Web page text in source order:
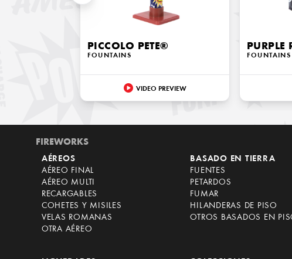
PICCOLO PETE®
FOUNTAINS
VIDEO PREVIEW
FOUNTAINS
FIREWORKS
AÉREOS
AÉREO FINAL
AÉREO MULTI
RECARGABLES
COHETES Y MISILES
VELAS ROMANAS
OTRA AÉREO
BASADO EN TIERRA
FUENTES
PETARDOS
FUMAR
HILANDERAS DE PISO
OTROS BASADOS EN